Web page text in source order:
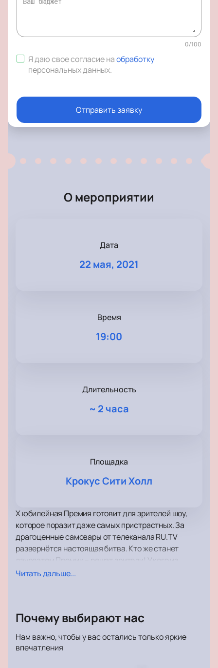
0/100
Я даю свое согласие наобработку
персональных данных.
Отправить заявку
О мероприятии
Дата
22 мая, 2021
Время
19:00
Длительность
~ 2 часа
Площадка
Крокус Сити Холл
X юбилейная Премия готовит для зрителей шоу,
которое поразит даже самых пристрастных. За
драгоценные самовары от телеканала RU.TV
развернётся настоящая битва. Кто же станет
лауреатом Премии – решат зрители! У кого из
артистов самые преданные фанаты, и чьи песни
была свобода от форматов и клише, – говорит
Богомолов. – И X юбилейная церемония станет
квинтэссенцией всего лучшего, что присуще
Читать дальше...
Почему выбирают нас
Нам важно, чтобы у вас остались только яркие
впечатления